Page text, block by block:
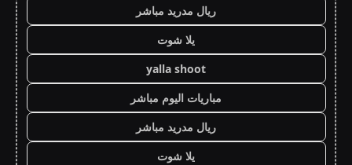
ريال مدريد مباشر
يلا شوت
yalla shoot
مباريات اليوم مباشر
ريال مدريد مباشر
يلا شوت